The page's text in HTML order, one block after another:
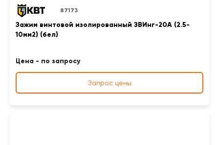
87173
Зажим винтовой изолированный ЗВИнг-20А (2.5-
10мм2) (бел)
Цена - по запросу
Запрос цены